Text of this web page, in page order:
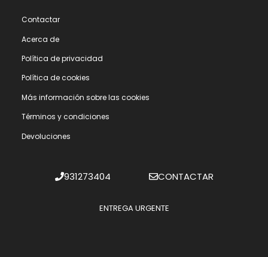
Contactar
Acerca de
Polí­tica de privacidad
Polí­tica de cookies
Más información sobre las cookies
Términos y condiciones
Devoluciones
931273404 CONTACTAR
ENTREGA URGENTE